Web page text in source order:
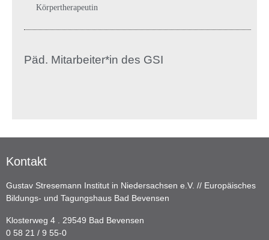
Körpertherapeutin
Päd. Mitarbeiter*in des GSI
Kontakt
Gustav Stresemann Institut in Niedersachsen e.V. // Europäisches
Bildungs- und Tagungshaus Bad Bevensen
Klosterweg 4 . 29549 Bad Bevensen
0 58 21 / 9 55-0